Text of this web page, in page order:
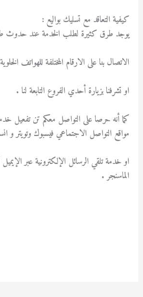
كيفية التعاقد مع تسليك بواليع :
يوجد طرق كثيرة لطلب الخدمة عند حدوث
الاتصال بنا على الارقام المختلفة للهواتف
او تشرفنا بزيارة أحدي الفروع التابعة لنا .
كما أنه حرصا على التواصل معكم تن تفعيل
مواقع التواصل الاجتماعي فيسبوك وتويتر و
او خدمة تلقي الرسائل الإلكترونية عبر
الماسنجر .